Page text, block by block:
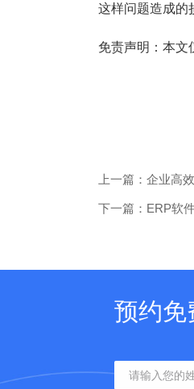
这样问题造成的
免责声明：本文
上一篇：企业高
下一篇：ERP软
预约免